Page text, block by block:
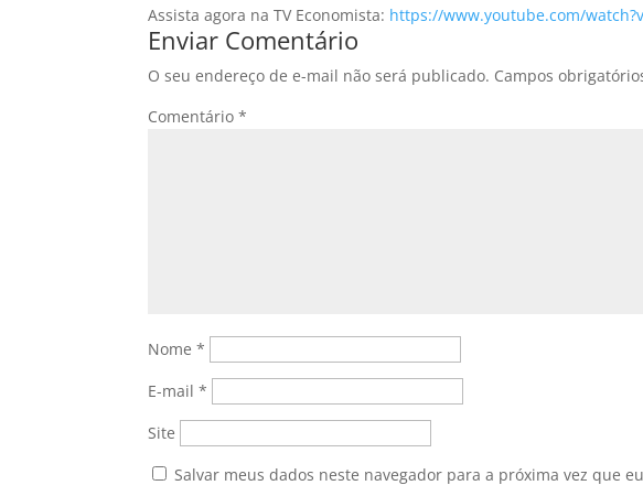
Assista agora na TV Economista: https://www.youtube.com/
Enviar Comentário
O seu endereço de e-mail não será publicado. Campos
Comentário*
Nome*
E-mail*
Site
Salvar meus dados neste navegador para a próxima vez que